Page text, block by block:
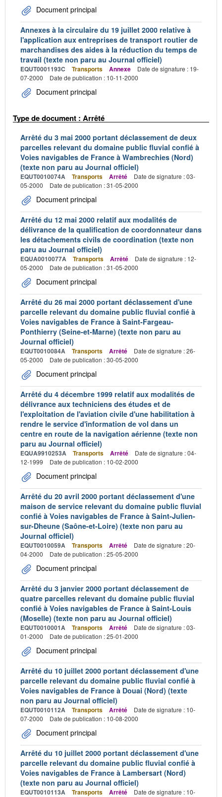
Document principal
Annexes à la circulaire du 19 juillet 2000 relative à
l'application aux entreprises de transport routier de
marchandises des aides à la réduction du temps de
travail (texte non paru au Journal officiel)
EQUT0001193C Transports Annexe
Date de signature : 19-
07-2000
Date de publication : 10-11-2000
Document principal
Type de document : Arrêté
Arrêté du 3 mai 2000 portant déclassement de deux
parcelles relevant du domaine public fluvial confié à
Voies navigables de France à Wambrechies (Nord)
(texte non paru au Journal officiel)
EQUT0010074A Transports Arrêté
Date de signature : 03-
05-2000
Date de publication : 31-05-2000
Document principal
Arrêté du 12 mai 2000 relatif aux modalités de
délivrance de la qualification de coordonnateur dans
les détachements civils de coordination (texte non
paru au Journal officiel)
EQUA0010077A Transports Arrêté
Date de signature : 12-
05-2000
Date de publication : 31-05-2000
Document principal
Arrêté du 26 mai 2000 portant déclassement d'une
parcelle relevant du domaine public fluvial confié à
Voies navigables de France à Saint-Fargeau-
Ponthierry (Seine-et-Marne) (texte non paru au
Journal officiel)
EQUT0010084A Transports Arrêté
Date de signature : 26-
05-2000
Date de publication : 30-05-2000
Document principal
Arrêté du 4 décembre 1999 relatif aux modalités de
délivrance aux techniciens des études et de
l'exploitation de l'aviation civile d'une habilitation à
rendre le service d'information de vol dans un
centre en route de la navigation aérienne (texte non
paru au Journal officiel)
EQUA9910253A Transports Arrêté
Date de signature : 04-
12-1999
Date de publication : 10-02-2000
Document principal
Arrêté du 20 avril 2000 portant déclassement d'une
maison de service relevant du domaine public fluvial
confié à Voies navigables de France à Saint-Julien-
sur-Dheune (Saône-et-Loire) (texte non paru au
Journal officiel)
EQUT0010059A Transports Arrêté
Date de signature : 20-
04-2000
Date de publication : 25-05-2000
Document principal
Arrêté du 3 janvier 2000 portant déclassement de
quatre parcelles relevant du domaine public fluvial
confié à Voies navigables de France à Saint-Louis
(Moselle) (texte non paru au Journal officiel)
EQUT0010001A Transports Arrêté
Date de signature : 03-
01-2000
Date de publication : 25-01-2000
Document principal
Arrêté du 10 juillet 2000 portant déclassement d'une
parcelle relevant du domaine public fluvial confié à
Voies navigables de France à Douai (Nord) (texte
non paru au Journal officiel)
EQUT0010112A Transports Arrêté
Date de signature : 10-
07-2000
Date de publication : 10-08-2000
Document principal
Arrêté du 10 juillet 2000 portant déclassement d'une
parcelle relevant du domaine public fluvial confié à
Voies navigables de France à Lambersart (Nord)
(texte non paru au Journal officiel)
EQUT0010113A Transports Arrêté
Date de signature : 10-